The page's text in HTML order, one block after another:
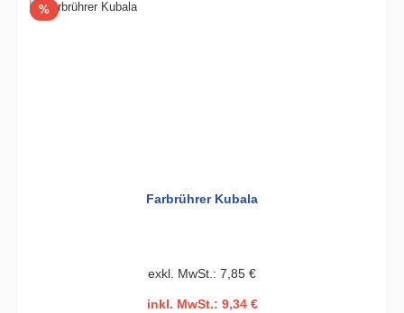
%Rabatt
Farbrührer Kubala
exkl. MwSt.: 7,85 €
inkl. MwSt.: 9,34 €